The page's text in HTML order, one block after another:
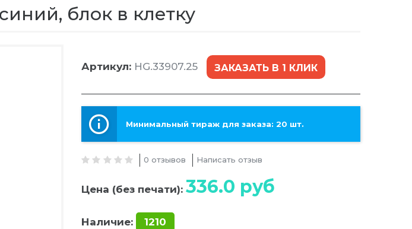
блок в клетку
Артикул: HG.33907.25 ЗАКАЗАТЬ В 1 КЛИК
Минимальный тираж для заказа: 20 шт.
0 отзывов Написать отзыв
Цена (без печати): 336.0 руб
Наличие: 1210